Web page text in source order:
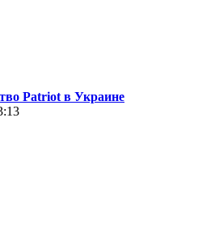
Patriot в Украине